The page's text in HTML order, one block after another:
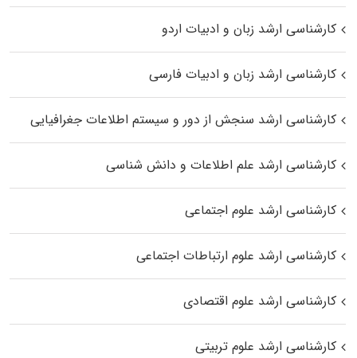
کارشناسی ارشد زبان و ادبیات اردو
کارشناسی ارشد زبان و ادبیات فارسی
کارشناسی ارشد سنجش از دور و سیستم اطلاعات جغرافیایی
کارشناسی ارشد علم اطلاعات و دانش شناسی
کارشناسی ارشد علوم اجتماعی
کارشناسی ارشد علوم ارتباطات اجتماعی
کارشناسی ارشد علوم اقتصادی
کارشناسی ارشد علوم تربیتی